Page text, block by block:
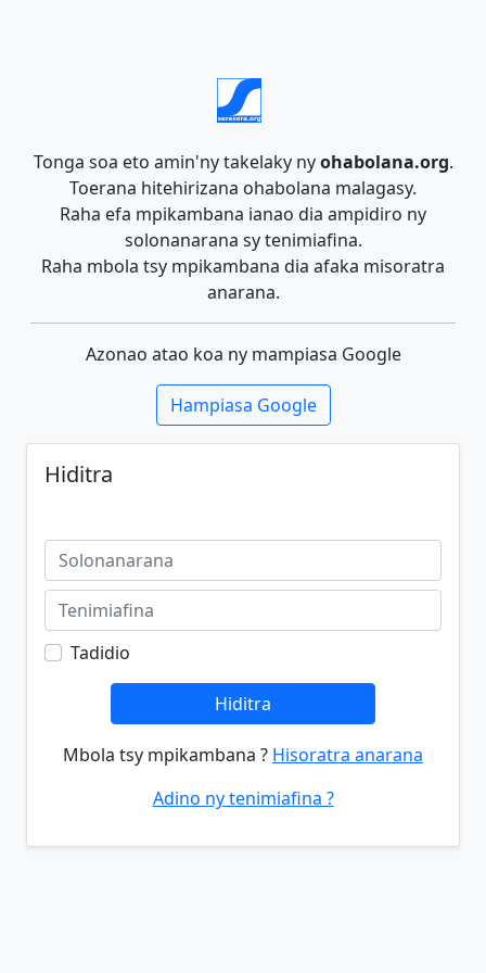
Tonga soa eto amin'ny takelaky nyohabolana.org.
Toerana hitehirizana ohabolana malagasy.
Raha efa mpikambana ianao dia ampidiro ny
solonanarana sy tenimiafina.
Raha mbola tsy mpikambana dia afaka misoratra
anarana.
Azonao atao koa ny mampiasa Google
Hampiasa Google
Hiditra
Tadidio
Hiditra
Mbola tsy mpikambana ? Hisoratra anarana
Adino ny tenimiafina ?